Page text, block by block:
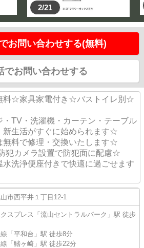
2/21
お問い合わせする(無料)
でお問い合わせする
料☆家具家電付き☆バストイレ別☆
TV・洗濯機・カーテン・テーブル
新生活がすぐに始められます☆
料で修理・交換いたします☆
犯カメラ設置で防犯面に配慮☆
洗浄便座付きで快適に過ごせます
市西平井 １丁目12-1
スプレス 「 流山セントラルパーク 」駅 徒歩
「 平和台 」駅 徒歩8分
「 鰭ヶ崎 」駅 徒歩22分